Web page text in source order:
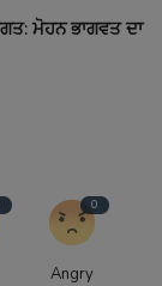
ਮੋਹਨ ਭਾਗਵਤ ਦਾ
0
Angry